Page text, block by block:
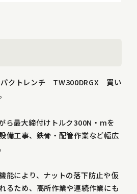
クトレンチ TW300DRGX 買い
ら最大締付けトルク300N・mを
備工事、鉄骨・配管作業など幅広
能により、ナットの落下防止や仮
るため、高所作業や連続作業にも